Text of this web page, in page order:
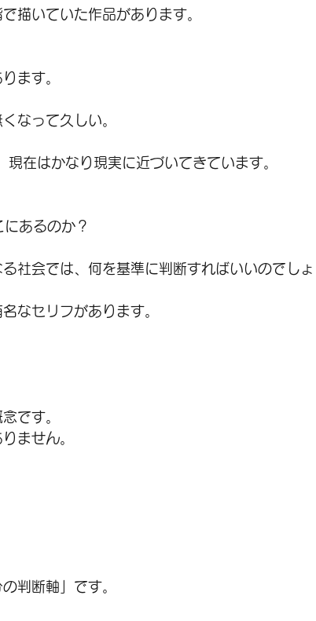
描いていた作品があります。
ます。
なって久しい。
在はかなり現実に近づいてきています。
あるのか？
社会では、何を基準に判断すればいいのでし
なセリフがあります。
です。
ません。
判断軸」です。